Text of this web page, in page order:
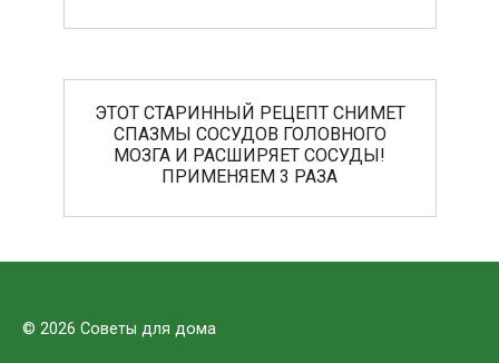
ЭТОТ СТАРИННЫЙ РЕЦЕПТ СНИМЕТ
СПАЗМЫ СОСУДОВ ГОЛОВНОГО
МОЗГА И РАСШИРЯЕТ СОСУДЫ!
ПРИМЕНЯЕМ 3 РАЗА
© 2026 Советы для дома